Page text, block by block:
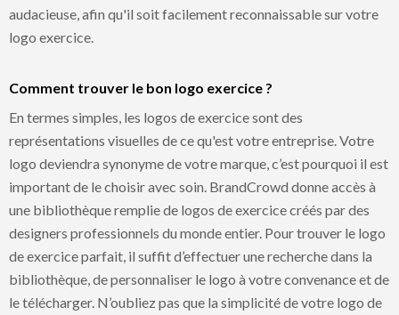
audacieuse, afin qu'il soit facilement reconnaissable sur votre
logo exercice.
Comment trouver le bon logo exercice ?
En termes simples, les logos de exercice sont des
représentations visuelles de ce qu'est votre entreprise. Votre
logo deviendra synonyme de votre marque, c’est pourquoi il est
important de le choisir avec soin. BrandCrowd donne accès à
une bibliothèque remplie de logos de exercice créés par des
designers professionnels du monde entier. Pour trouver le logo
de exercice parfait, il suffit d’effectuer une recherche dans la
bibliothèque, de personnaliser le logo à votre convenance et de
le télécharger. N’oubliez pas que la simplicité de votre logo de